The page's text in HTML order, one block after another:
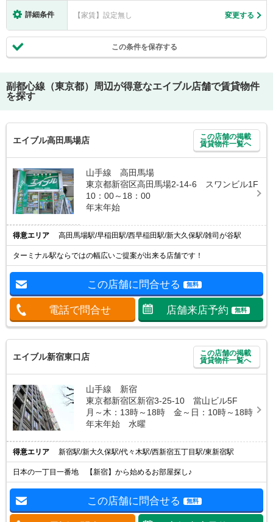
詳細条件 【家賃】設定無し 変更する
この条件を保存する
副都心線（東京都）
周辺が得意なエイブル店舗で賃貸物件
を探す
エイブル高田馬場店
この店舗の掲載
賃貸物件一覧へ
山手線 高田馬場
東京都新宿区高田馬場2-14-6 スワンビル1F
10：00～18：00
年末年始
得意エリア 高田馬場駅/早稲田駅/西早稲田駅/新大久保駅/雑司が谷駅
ターミナル駅ならではの幅広いご提案が出来る店舗です！
この店舗に問合せる 無料
電話で問合せ 店舗来店予約 無料
エイブル新宿東口店
この店舗の掲載
賃貸物件一覧へ
山手線 新宿
東京都新宿区新宿3-25-10 當山ビル5F
月～木：13時～18時 金～日：10時～18時
年末年始 水曜
得意エリア 新宿駅/新大久保駅/代々木駅/西新宿五丁目駅/東新宿駅
日本の一丁目一番地 【新宿】から始めるお部屋探し♪
この店舗に問合せる 無料